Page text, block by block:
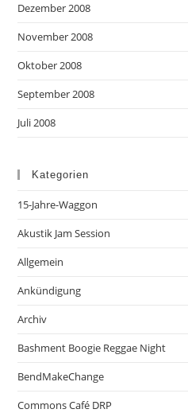
Dezember 2008
November 2008
Oktober 2008
September 2008
Juli 2008
Kategorien
15-Jahre-Waggon
Akustik Jam Session
Allgemein
Ankündigung
Archiv
Bashment Boogie Reggae Night
BendMakeChange
Commons Café DRP